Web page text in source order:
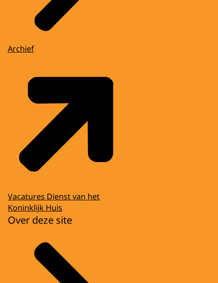
Archief
Vacatures Dienst van het
Koninklijk Huis
Over deze site